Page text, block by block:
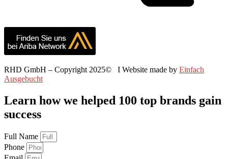
RHD GmbH – Copyright 2025© I Website made by Einfach
Ausgebucht
Learn how we helped 100 top brands gain
success
Full Name
Phone